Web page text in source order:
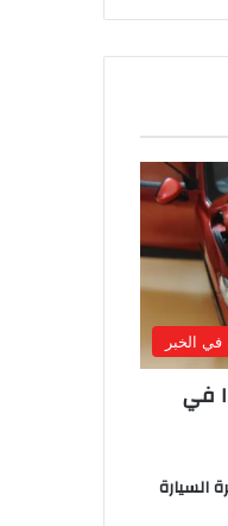
الخبر
في
السيارة